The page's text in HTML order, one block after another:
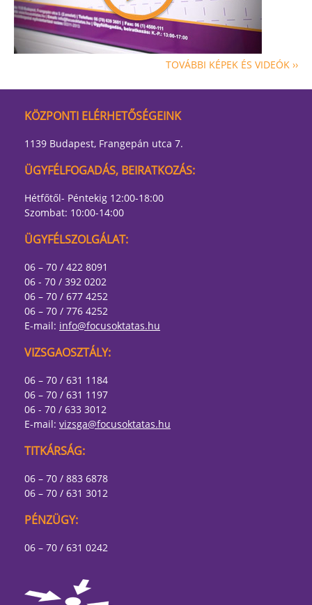
TOVÁBBI KÉPEK ÉS VIDEÓK ››
KÖZPONTI ELÉRHETŐSÉGEINK
1139 Budapest, Frangepán utca 7.
ÜGYFÉLFOGADÁS, BEIRATKOZÁS:
Hétfőtől- Péntekig 12:00-18:00
Szombat: 10:00-14:00
ÜGYFÉLSZOLGÁLAT:
06 – 70 / 422 8091
06 - 70 / 392 0202
06 – 70 / 677 4252
06 – 70 / 776 4252
E-mail: info@focusoktatas.hu
VIZSGAOSZTÁLY:
06 – 70 / 631 1184
06 – 70 / 631 1197
06 - 70 / 633 3012
E-mail: vizsga@focusoktatas.hu
TITKÁRSÁG:
06 – 70 / 883 6878
06 – 70 / 631 3012
PÉNZÜGY:
06 – 70 / 631 0242